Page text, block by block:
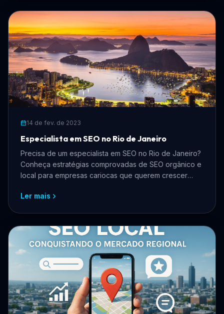
14 de fev. de 2023
Especialista em SEO no Rio de Janeiro
Precisa de um especialista em SEO no Rio de Janeiro?
Conheça estratégias comprovadas de SEO orgânico e
local para empresas cariocas que querem crescer
anúncios.
Ler mais